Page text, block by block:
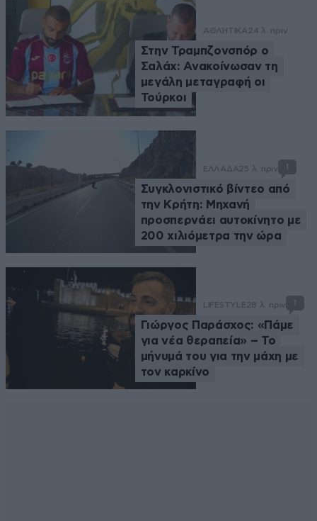
ΑΘΛΗΤΙΚΑ24 λ. πριν
Στην Τραμπζονσπόρ ο
Σαλάχ: Ανακοίνωσαν τη
μεγάλη μεταγραφή οι
Τούρκοι
ΕΛΛΑΔΑ25 λ. πριν 1
Συγκλονιστικό βίντεο από
την Κρήτη: Μηχανή
προσπερνάει αυτοκίνητο με
200 χιλιόμετρα την ώρα
LIFESTYLE28 λ. πριν
Γιώργος Παράσχος: «Πάμε
για νέα θεραπεία» – Το
μήνυμά του για την μάχη με
τον καρκίνο